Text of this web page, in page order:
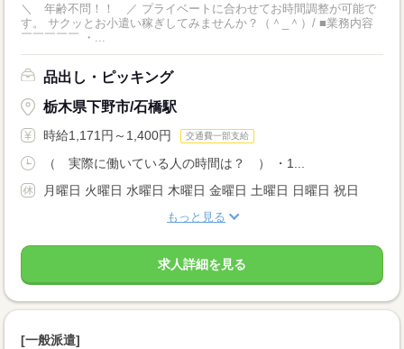
＼ 年齢不問！！ ／ プライベートに合わせてお時間調整が可能で
す。 サクッとお小遣い稼ぎしてみませんか？（＾_＾）/ ■業務内容
￣￣￣￣￣ ・...
品出し・ピッキング
栃木県下野市/石橋駅
時給1,171円～1,400円 交通費一部支給
（ 実際に働いている人の時間は？ ） ・1...
月曜日 火曜日 水曜日 木曜日 金曜日 土曜日 日曜日 祝日
もっと見る
求人詳細を見る
[一般派遣]